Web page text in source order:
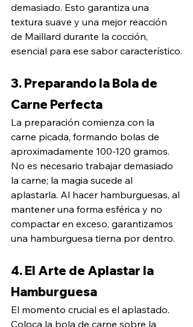
demasiado. Esto garantiza una
textura suave y una mejor reacción
de Maillard durante la cocción,
esencial para ese sabor característico.
3. Preparando la Bola de
Carne Perfecta
La preparación comienza con la
carne picada, formando bolas de
aproximadamente 100-120 gramos.
No es necesario trabajar demasiado
la carne; la magia sucede al
aplastarla. Al hacer hamburguesas, al
mantener una forma esférica y no
compactar en exceso, garantizamos
una hamburguesa tierna por dentro.
4. El Arte de Aplastar la
Hamburguesa
El momento crucial es el aplastado.
Coloca la bola de carne sobre la